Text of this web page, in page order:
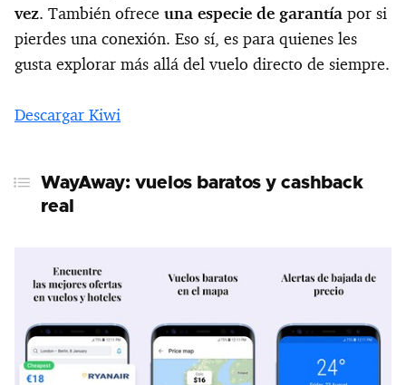
vez. También ofrece una especie de garantía por si
pierdes una conexión. Eso sí, es para quienes les
gusta explorar más allá del vuelo directo de siempre.
Descargar Kiwi
WayAway: vuelos baratos y cashback
real